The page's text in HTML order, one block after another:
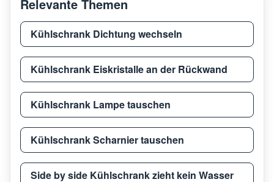
Relevante Themen
Kühlschrank Dichtung wechseln
Kühlschrank Eiskristalle an der Rückwand
Kühlschrank Lampe tauschen
Kühlschrank Scharnier tauschen
Side by side Kühlschrank zieht kein Wasser